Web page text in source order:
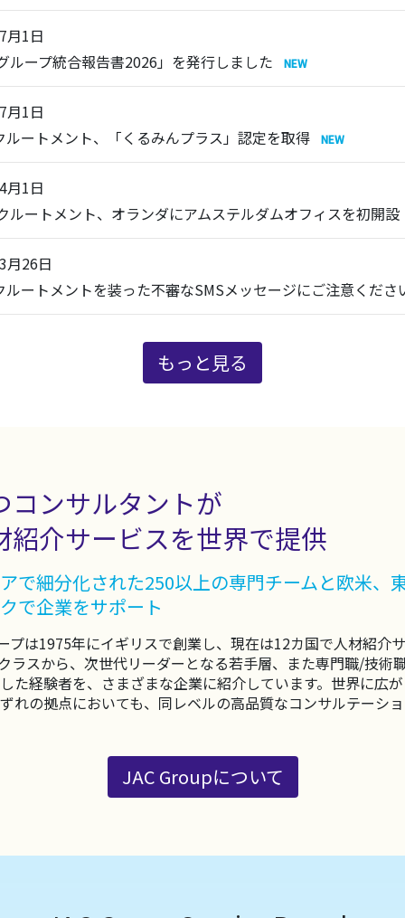
月1日
ループ統合報告書2026」を発行しました
月1日
ルートメント、「くるみんプラス」認定を取得
月1日
ルートメント、オランダにアムステルダムオフィスを初開設
月26日
ルートメントを装った不審なSMSメッセージにご注意くださ
もっと見る
コンサルタントが
紹介サービスを世界で提供
で細分化された250以上の専門チームと欧米、
で企業をサポート
プは1975年にイギリスで創業し、現在は12カ国で人材紹介
ラスから、次世代リーダーとなる若手層、また専門職/技術
た経験者を、さまざまな企業に紹介しています。世界に広
れの拠点においても、同レベルの高品質なコンサルテーシ
JAC Groupについて